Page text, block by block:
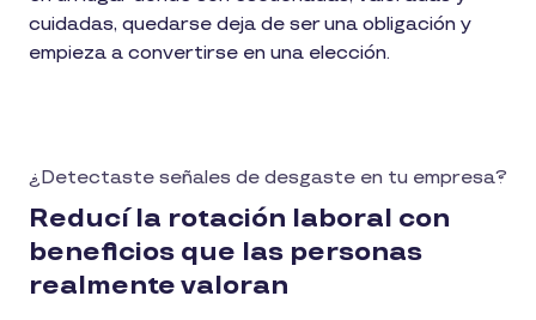
cuidadas, quedarse deja de ser una obligación y
empieza a convertirse en una elección.
¿Detectaste señales de desgaste en tu empresa?
Reducí la rotación laboral con
beneficios que las personas
realmente valoran